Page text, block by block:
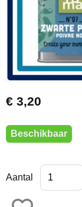
€ 3,20
Beschikbaar
Aantal